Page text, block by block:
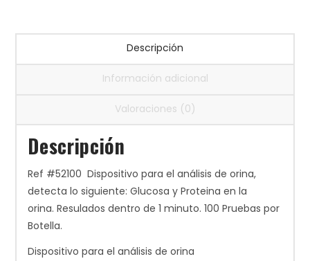
Descripción
Información adicional
Valoraciones (0)
Descripción
Ref #52100 Dispositivo para el análisis de orina,
detecta lo siguiente: Glucosa y Proteina en la
orina. Resulados dentro de 1 minuto. 100 Pruebas por
Botella.
Dispositivo para el análisis de orina